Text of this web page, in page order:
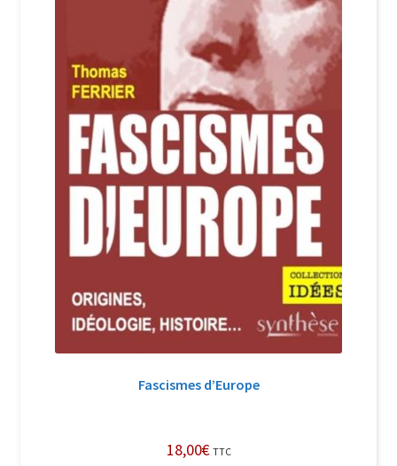
Nous Contacter
Politique de confidentialité et cookies
Qui sommes-nous ?
Soutien à Philippe Randa
Suivi de la Commande
Fascismes d’Europe
18,00€ TTC